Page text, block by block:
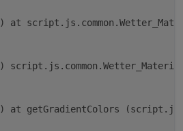
) at
)
) at getGradientColors